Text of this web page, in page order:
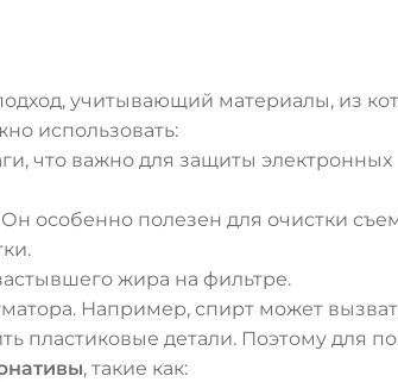
учитывающий материалы, из
использовать:
что важно для защиты электронных
особенно полезен для очистки
жира на фильтре.
Например, спирт может
пластиковые детали. Поэтому для
, такие как: